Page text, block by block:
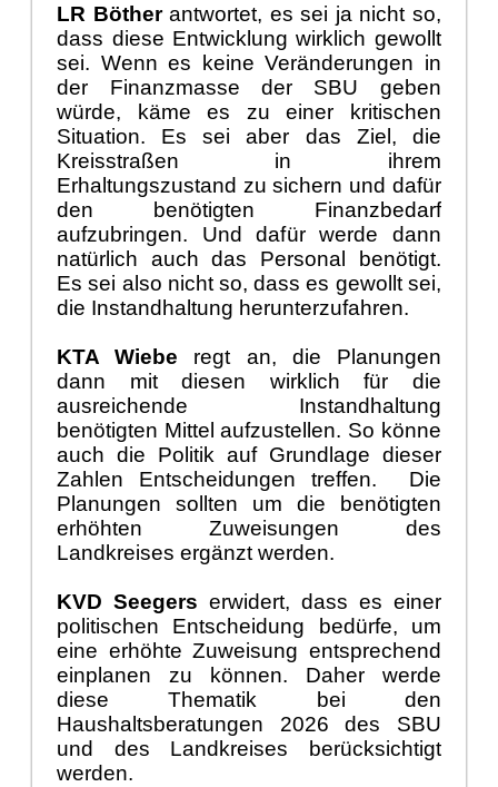
LR Bötherantwortet, es sei ja nicht so,
dass diese Entwicklung wirklich gewollt
sei. Wenn es keine Veränderungen in
der Finanzmasse der SBU geben
würde, käme es zu einer kritischen
Situation. Es sei aber das Ziel, die
Kreisstraßen in ihrem
Erhaltungszustand zu sichern und dafür
den benötigten Finanzbedarf
aufzubringen. Und dafür werde dann
natürlich auch das Personal benötigt.
Es sei also nicht so, dass es gewollt sei,
die Instandhaltung herunterzufahren.
KTA Wiebe regt an, die Planungen
dann mit diesen wirklich für die
ausreichende Instandhaltung
benötigten Mittel aufzustellen. So könne
auch die Politik auf Grundlage dieser
Zahlen Entscheidungen treffen.
Die
Planungen sollten um die benötigten
erhöhten Zuweisungen des
Landkreises ergänzt werden.
KVD Seegers erwidert, dass es einer
politischen Entscheidung bedürfe, um
eine erhöhte Zuweisung entsprechend
einplanen zu können. Daher werde
diese Thematik bei den
Haushaltsberatungen 2026 des SBU
und des Landkreises berücksichtigt
werden.